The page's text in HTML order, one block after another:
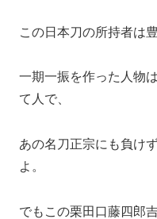
この日本刀の所持者は
一期一振を作った人物
て人で、
あの名刀正宗にも負け
よ。
でもこの栗田口藤四郎